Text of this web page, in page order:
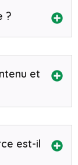
?
et
est-il